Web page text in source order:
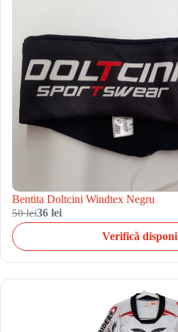
Bentita Doltcini Windtex Negru
50 lei36 lei
Verifică